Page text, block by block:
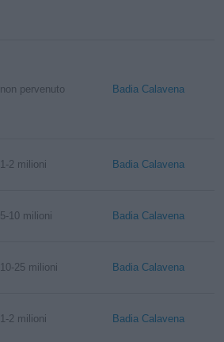
non pervenuto Badia Calavena
1-2 milioni Badia Calavena
5-10 milioni Badia Calavena
10-25 milioni Badia Calavena
1-2 milioni Badia Calavena